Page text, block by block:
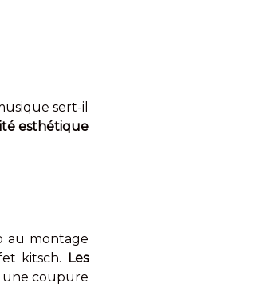
sert-il
esthétique
au montage
kitsch. Les
une coupure